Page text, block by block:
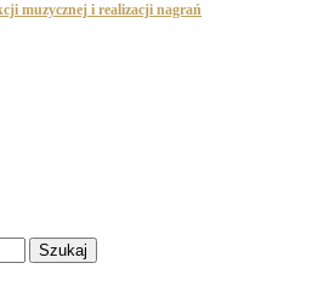
muzycznej i realizacji nagrań
Szukaj